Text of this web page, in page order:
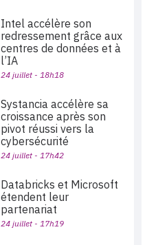
Intel accélère son
redressement grâce aux
centres de données et à
l’IA
24 juillet - 18h18
Systancia accélère sa
croissance après son
pivot réussi vers la
cybersécurité
24 juillet - 17h42
Databricks et Microsoft
étendent leur
partenariat
24 juillet - 17h19